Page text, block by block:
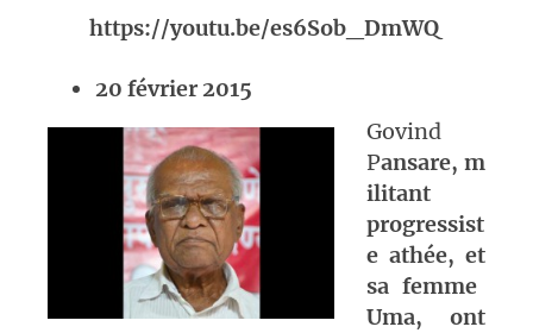
https://youtu.be/es6Sob_DmWQ
20 février 2015
Govind
Pansare, m
ilitant
progressist
e athée, et
sa femme
Uma, ont